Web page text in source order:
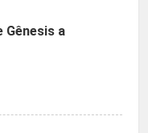
Gênesis a